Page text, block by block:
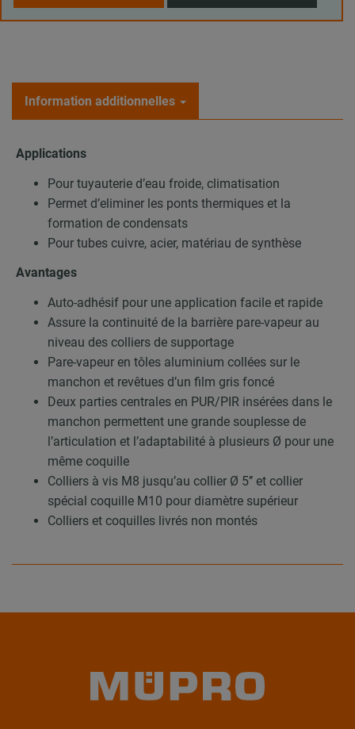
Information additionnelles
Applications
Pour tuyauterie d’eau froide, climatisation
Permet d’eliminer les ponts thermiques et la
formation de condensats
Pour tubes cuivre, acier, matériau de synthèse
Avantages
Auto-adhésif pour une application facile et rapide
Assure la continuité de la barrière pare-vapeur au
niveau des colliers de supportage
Pare-vapeur en tôles aluminium collées sur le
manchon et revêtues d’un film gris foncé
Deux parties centrales en PUR/PIR insérées dans le
manchon permettent une grande souplesse de
l’articulation et l’adaptabilité à plusieurs Ø pour une
même coquille
Colliers à vis M8 jusqu’au collier Ø 5’’ et collier
spécial coquille M10 pour diamètre supérieur
Colliers et coquilles livrés non montés